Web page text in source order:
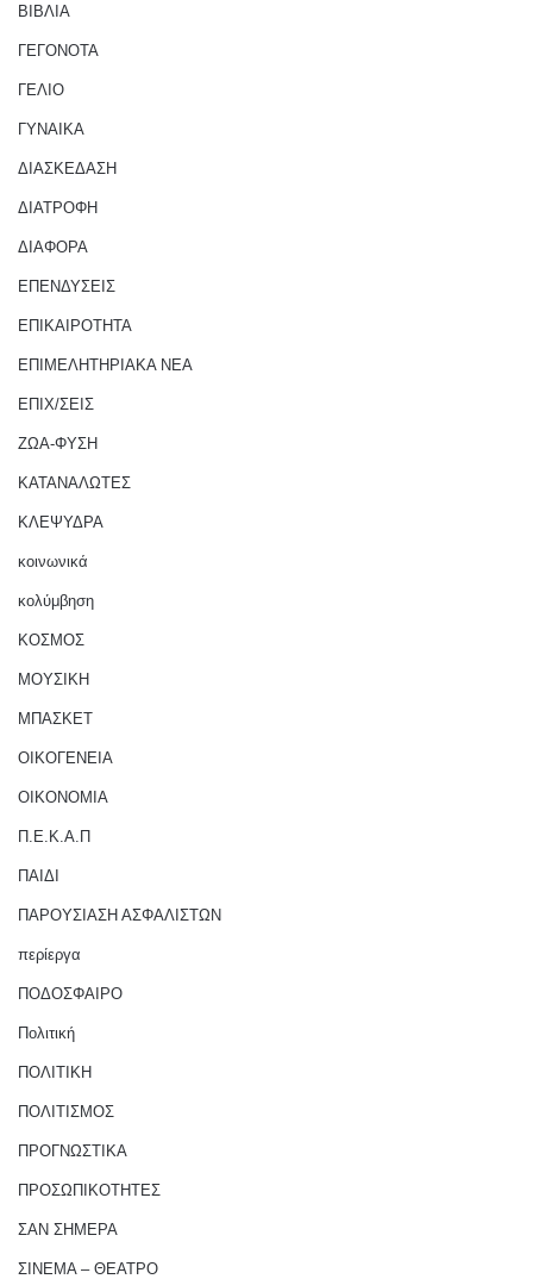
ΒΙΒΛΙΑ
ΓΕΓΟΝΟΤΑ
ΓΕΛΙΟ
ΓΥΝΑΙΚΑ
ΔΙΑΣΚΕΔΑΣΗ
ΔΙΑΤΡΟΦΗ
ΔΙΑΦΟΡΑ
ΕΠΕΝΔΥΣΕΙΣ
ΕΠΙΚΑΙΡΟΤΗΤΑ
ΕΠΙΜΕΛΗΤΗΡΙΑΚΑ ΝΕΑ
ΕΠΙΧ/ΣΕΙΣ
ΖΩΑ-ΦΥΣΗ
ΚΑΤΑΝΑΛΩΤΕΣ
ΚΛΕΨΥΔΡΑ
κοινωνικά
κολύμβηση
ΚΟΣΜΟΣ
ΜΟΥΣΙΚΗ
ΜΠΑΣΚΕΤ
ΟΙΚΟΓΕΝΕΙΑ
ΟΙΚΟΝΟΜΙΑ
Π.Ε.Κ.Α.Π
ΠΑΙΔΙ
ΠΑΡΟΥΣΙΑΣΗ ΑΣΦΑΛΙΣΤΩΝ
περίεργα
ΠΟΔΟΣΦΑΙΡΟ
Πολιτική
ΠΟΛΙΤΙΚΗ
ΠΟΛΙΤΙΣΜΟΣ
ΠΡΟΓΝΩΣΤΙΚΑ
ΠΡΟΣΩΠΙΚΟΤΗΤΕΣ
ΣΑΝ ΣΗΜΕΡΑ
ΣΙΝΕΜΑ – ΘΕΑΤΡΟ